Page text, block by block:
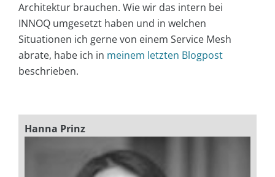
Architektur brauchen. Wie wir das intern bei
INNOQ umgesetzt haben und in welchen
Situationen ich gerne von einem Service Mesh
abrate, habe ich in meinem letzten Blogpost
beschrieben.
Hanna Prinz